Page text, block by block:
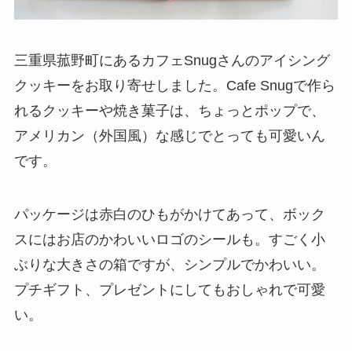
三重県菰野町にあるカフェSnugさんのアイシング
クッキーをお取り寄せしました。Cafe Snugで作ら
れるクッキーや焼き菓子は、ちょっとポップで、
アメリカン（外国風）な感じでとっても可愛いん
です。
パッケージは赤白のひもがかけてあって、ボック
スにはお店のかわいいロゴのシールも。すごく小
ぶりな大きさの箱ですが、シンプルでかわいい。
プチギフト、プレゼントにしてもおしゃれで可愛
い。